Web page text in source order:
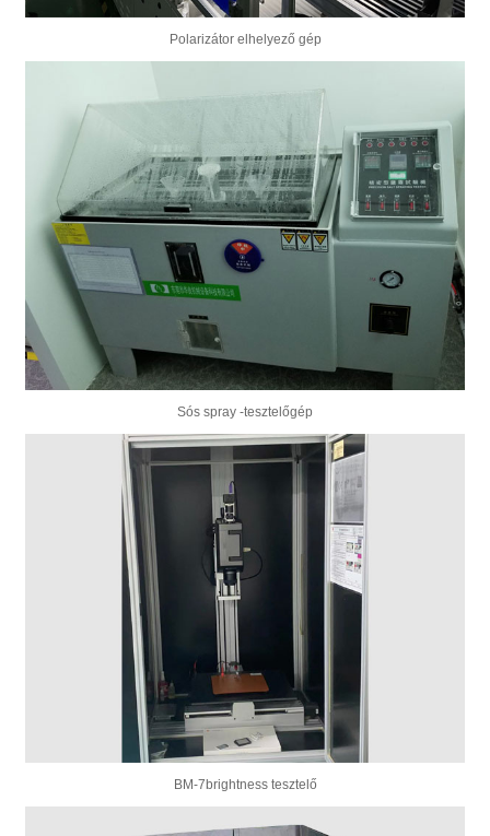
Polarizátor elhelyező gép
Sós spray -tesztelőgép
BM-7brightness tesztelő